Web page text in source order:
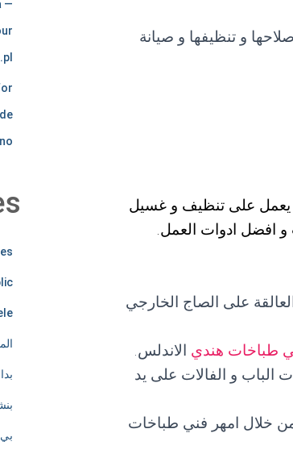
و تنظيفها و صيانة
يعمل على تنظيف و غسيل
و افضل ادوات العمل.
على الصاج الخارجي
طباخات هندي الاندلس.
الباب و الفالات على يد
خلال امهر فني طباخات
r
e
e
s
d
e
—